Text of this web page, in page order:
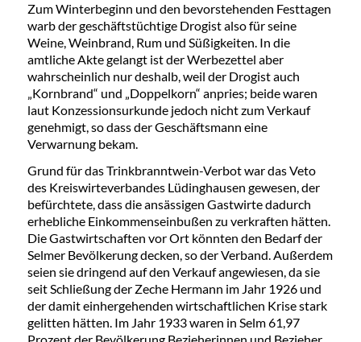
Zum Winterbeginn und den bevorstehenden Festtagen
warb der geschäftstüchtige Drogist also für seine
Weine, Weinbrand, Rum und Süßigkeiten. In die
amtliche Akte gelangt ist der Werbezettel aber
wahrscheinlich nur deshalb, weil der Drogist auch
„Kornbrand“ und „Doppelkorn“ anpries; beide waren
laut Konzessionsurkunde jedoch nicht zum Verkauf
genehmigt, so dass der Geschäftsmann eine
Verwarnung bekam.
Grund für das Trinkbranntwein-Verbot war das Veto
des Kreiswirteverbandes Lüdinghausen gewesen, der
befürchtete, dass die ansässigen Gastwirte dadurch
erhebliche Einkommenseinbußen zu verkraften hätten.
Die Gastwirtschaften vor Ort könnten den Bedarf der
Selmer Bevölkerung decken, so der Verband. Außerdem
seien sie dringend auf den Verkauf angewiesen, da sie
seit Schließung der Zeche Hermann im Jahr 1926 und
der damit einhergehenden wirtschaftlichen Krise stark
gelitten hätten. Im Jahr 1933 waren in Selm 61,97